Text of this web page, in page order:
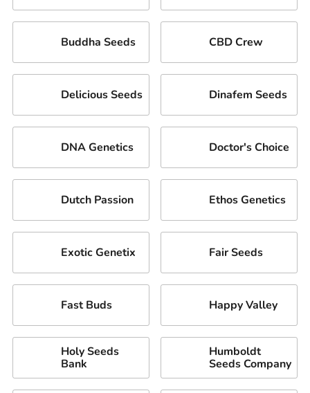
Buddha Seeds CBD Crew
Delicious Seeds Dinafem Seeds
DNA Genetics Doctor's Choice
Dutch Passion Ethos Genetics
Exotic Genetix Fair Seeds
Fast Buds Happy Valley
Holy Seeds
Bank
Humboldt
Seeds Company